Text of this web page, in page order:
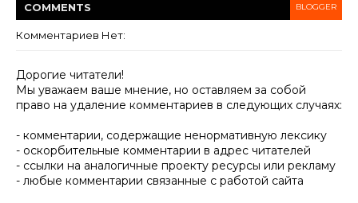
COMMENTS BLOGGER
Комментариев Нет:
Дорогие читатели!
Мы уважаем ваше мнение, но оставляем за собой
право на удаление комментариев в следующих случаях:
- комментарии, содержащие ненормативную лексику
- оскорбительные комментарии в адрес читателей
- ссылки на аналогичные проекту ресурсы или рекламу
- любые комментарии связанные с работой сайта